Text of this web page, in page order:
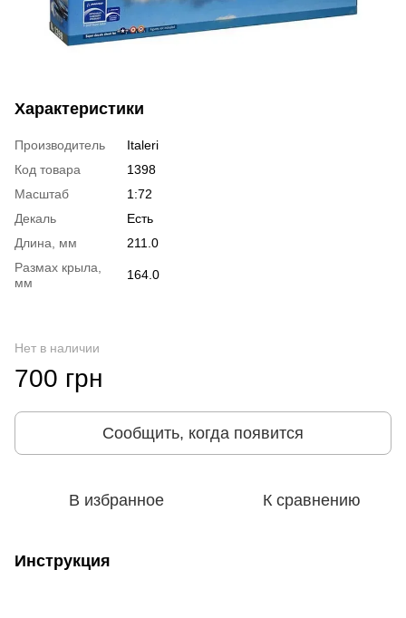
Характеристики
Производитель
Italeri
Код товара
1398
Масштаб
1:72
Декаль
Есть
Длина, мм
211.0
Размах крыла,
мм
164.0
Нет в наличии
700 грн
Сообщить, когда появится
В избранное К сравнению
Инструкция